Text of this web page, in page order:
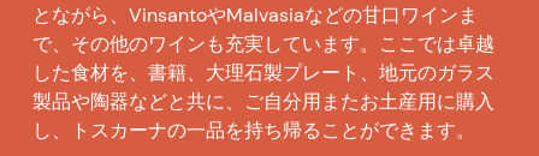
とながら、VinsantoやMalvasiaなどの甘口ワインま
で、その他のワインも充実しています。ここでは卓越
した食材を、書籍、大理石製プレート、地元のガラス
製品や陶器などと共に、ご自分用またお土産用に購入
し、トスカーナの一品を持ち帰ることができます。